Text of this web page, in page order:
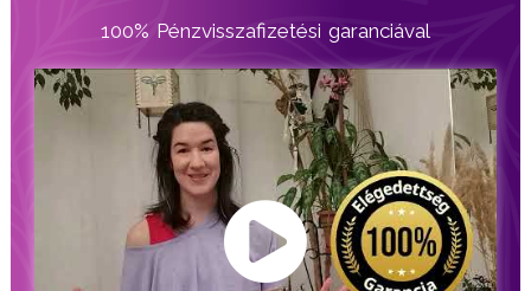
100% Pénzvisszafizetési garanciával